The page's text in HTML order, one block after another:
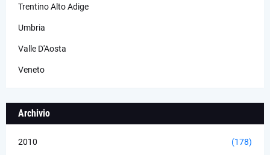
Trentino Alto Adige
Umbria
Valle D'Aosta
Veneto
Archivio
2010 (178)